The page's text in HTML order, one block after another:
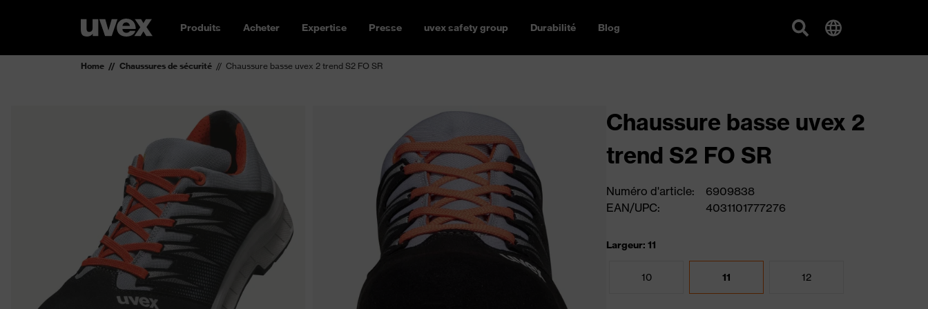
Produits Acheter Expertise Presse uvex safety group Durabilité Blog
Home Chaussures de sécurité Chaussure basse uvex 2 trend S2 FO SR
Chaussure basse uvex 2
trend S2 FO SR
Numéro d'article:
6909838
EAN/UPC:
4031101777276
Largeur: 11
10 11 12